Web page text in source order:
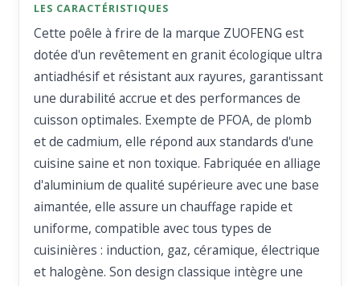
LES CARACTÉRISTIQUES
Cette poêle à frire de la marque ZUOFENG est
dotée d'un revêtement en granit écologique ultra
antiadhésif et résistant aux rayures, garantissant
une durabilité accrue et des performances de
cuisson optimales. Exempte de PFOA, de plomb
et de cadmium, elle répond aux standards d'une
cuisine saine et non toxique. Fabriquée en alliage
d'aluminium de qualité supérieure avec une base
aimantée, elle assure un chauffage rapide et
uniforme, compatible avec tous types de
cuisinières : induction, gaz, céramique, électrique
et halogène. Son design classique intègre une